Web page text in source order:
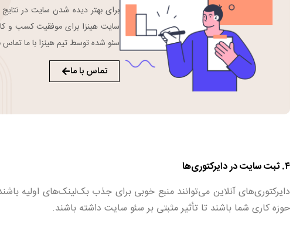
برای بهتر دیده شدن سایت در
سایت هینزا برای موفقیت کسب و
سئو شده توسط تیم هینزا با ما تماس
تماس با ما
۴. ثبت سایت در دایرکتوری‌ها
دایرکتوری‌های آنلاین می‌توانند منبع خوبی برای جذب بک‌لینک‌های اولیه
حوزه کاری شما باشند تا تأثیر مثبتی بر سئو سایت داشته باشند.